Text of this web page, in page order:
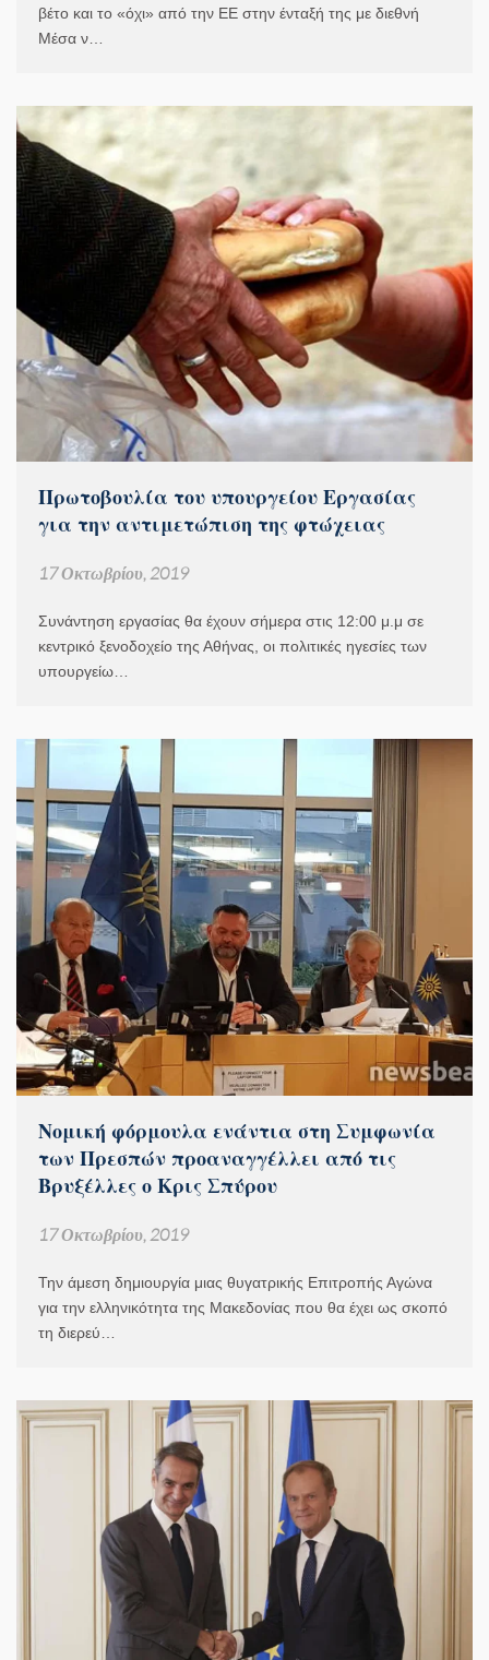
βέτο και το «όχι» από την ΕΕ στην ένταξή της με διεθνή
Μέσα ν…
Πρωτοβουλία του υπουργείου Εργασίας
για την αντιμετώπιση της φτώχειας
17 Οκτωβρίου, 2019
Συνάντηση εργασίας θα έχουν σήμερα στις 12:00 μ.μ σε
κεντρικό ξενοδοχείο της Αθήνας, οι πολιτικές ηγεσίες των
υπουργείω…
Νομική φόρμουλα ενάντια στη Συμφωνία
των Πρεσπών προαναγγέλλει από τις
Βρυξέλλες ο Κρις Σπύρου
17 Οκτωβρίου, 2019
Την άμεση δημιουργία μιας θυγατρικής Επιτροπής Αγώνα
για την ελληνικότητα της Μακεδονίας που θα έχει ως σκοπό
τη διερεύ…